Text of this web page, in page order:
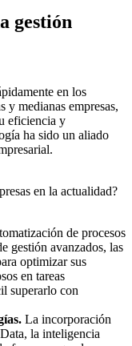
gestión
en los
y medianas empresas,
eficiencia y
ha sido un aliado
en la actualidad?
de procesos
gestión avanzados, las
optimizar sus
en tareas
superarlo con
La incorporación
la inteligencia